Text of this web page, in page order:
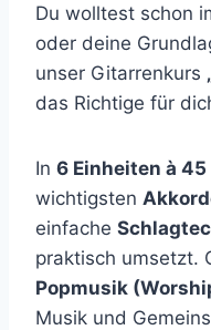
Du wolltest schon
oder deine
unser Gitarrenkurs
das Richtige für
In 6 Einheiten à
wichtigsten
einfache
praktisch umsetzt.
Popmusik
Musik und